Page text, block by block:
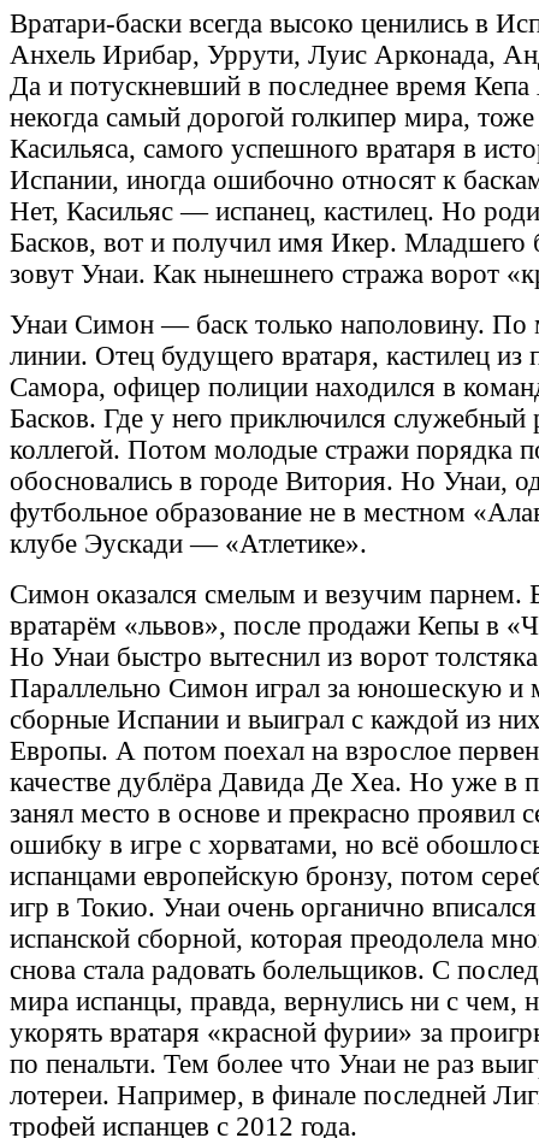
Вратари-баски всегда высоко ценились в
Анхель Ирибар, Уррути, Луис Арконада,
Да и потускневший в последнее время Кепа
некогда самый дорогой голкипер мира,
Касильяса, самого успешного вратаря в
Испании, иногда ошибочно относят к
Нет, Касильяс — испанец, кастилец. Но
Басков, вот и получил имя Икер. Младшего
зовут Унаи. Как нынешнего стража ворот
Унаи Симон — баск только наполовину. По
линии. Отец будущего вратаря, кастилец из
Самора, офицер полиции находился в
Басков. Где у него приключился служебный
коллегой. Потом молодые стражи порядка
обосновались в городе Витория. Но Унаи,
футбольное образование не в местном
клубе Эускади — «Атлетике».
Симон оказался смелым и везучим парнем.
вратарём «львов», после продажи Кепы в
Но Унаи быстро вытеснил из ворот
Параллельно Симон играл за юношескую
сборные Испании и выиграл с каждой из
Европы. А потом поехал на взрослое
качестве дублёра Давида Де Хеа. Но уже в
занял место в основе и прекрасно проявил
ошибку в игре с хорватами, но всё
испанцами европейскую бронзу, потом
игр в Токио. Унаи очень органично
испанской сборной, которая преодолела
снова стала радовать болельщиков. С
мира испанцы, правда, вернулись ни с чем,
укорять вратаря «красной фурии» за
по пенальти. Тем более что Унаи не раз
лотереи. Например, в финале последней
трофей испанцев с 2012 года.